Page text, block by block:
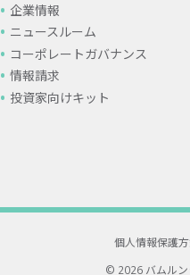
企業情報
ニュースルーム
コーポレートガバナンス
情報請求
投資家向けキット
個人情報保護
© 2026 バムルン